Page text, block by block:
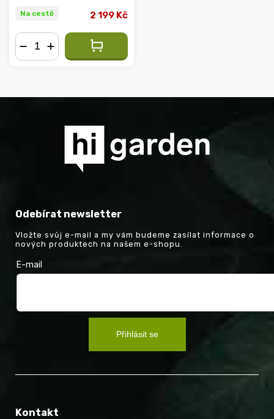
Na cestě 2 199 Kč
Odebírat newsletter
Vložte svůj e-mail a my vám budeme zasílat informace o
nových produktech na našem e-shopu.
E-mail
Přihlásit se
Kontakt